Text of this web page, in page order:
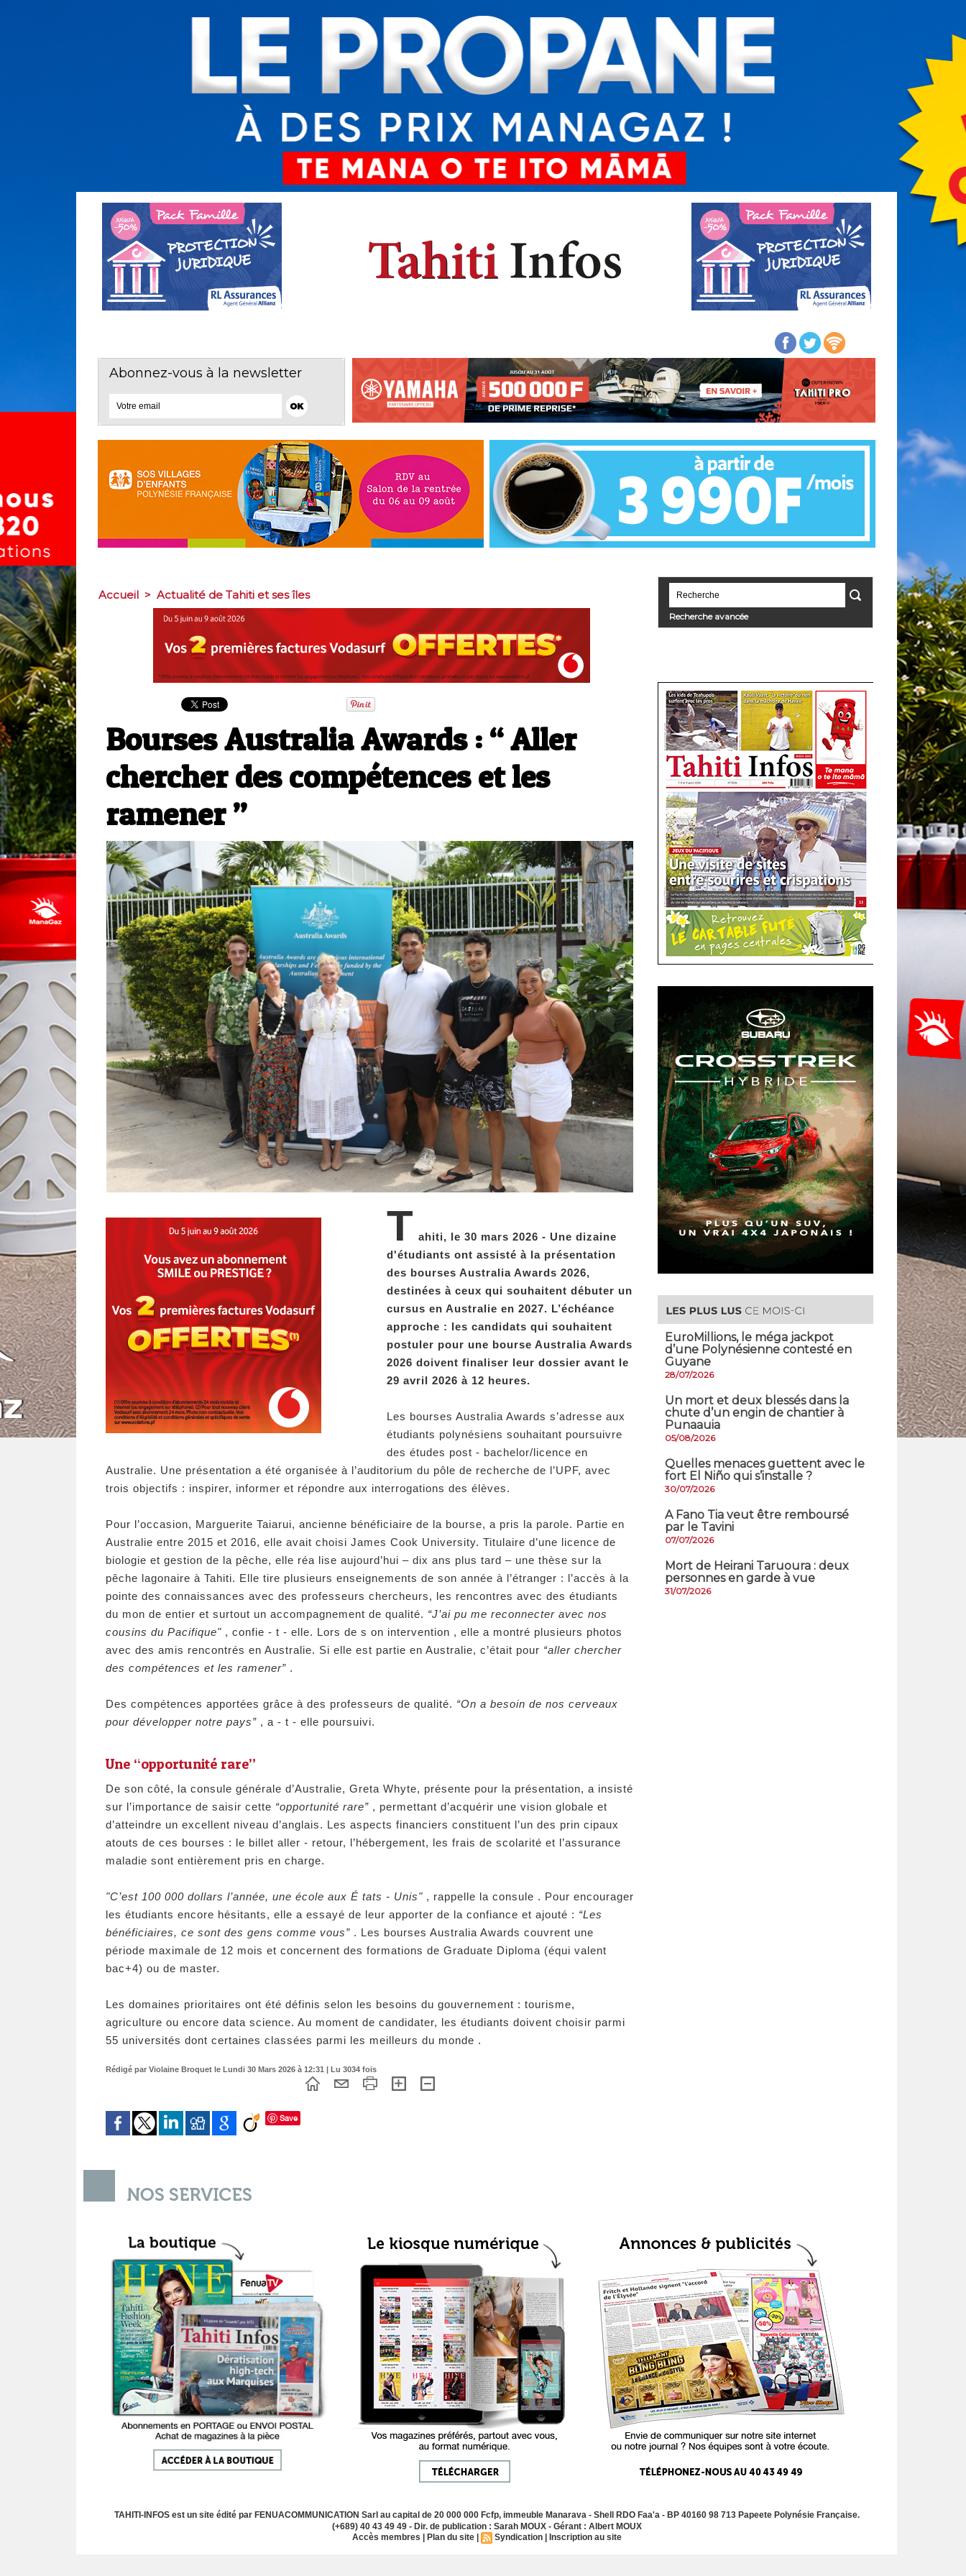
Abonnez-vous à la newsletter
Accueil > Actualité de Tahiti et ses îles
Bourses Australia Awards : “ Aller
chercher des compétences et les
ramener ”
T ahiti, le 30 mars 2026 - Une dizaine
d'étudiants ont assisté à la présentation
des bourses Australia Awards 2026,
destinées à ceux qui souhaitent débuter un
cursus en Australie en 2027. L’échéance
approche : les candidats qui souhaitent
postuler pour une bourse Australia Awards
2026 doivent finaliser leur dossier avant le
29 avril 2026 à 12 heures.
Les bourses Australia Awards s’adresse aux
étudiants polynésiens souhaitant poursuivre
des études post - bachelor/licence en
Australie. Une présentation a été organisée à l’auditorium du pôle de recherche de l’UPF, avec
trois objectifs : inspirer, informer et répondre aux interrogations des élèves.
Pour l’occasion, Marguerite Taiarui, ancienne bénéficiaire de la bourse, a pris la parole. Partie en
Australie entre 2015 et 2016, elle avait choisi James Cook University. Titulaire d’une licence de
biologie et gestion de la pêche, elle réa lise aujourd’hui – dix ans plus tard – une thèse sur la
pêche lagonaire à Tahiti. Elle tire plusieurs enseignements de son année à l’étranger : l’accès à la
pointe des connaissances avec des professeurs chercheurs, les rencontres avec des étudiants
du mon de entier et surtout un accompagnement de qualité. “J’ai pu me reconnecter avec nos
cousins du Pacifique" , confie - t - elle. Lors de s on intervention , elle a montré plusieurs photos
avec des amis rencontrés en Australie. Si elle est partie en Australie, c’était pour “aller chercher
des compétences et les ramener” .
Des compétences apportées grâce à des professeurs de qualité. “On a besoin de nos cerveaux
pour développer notre pays” , a - t - elle poursuivi.
​Une “opportunité rare”
De son côté, la consule générale d’Australie, Greta Whyte, présente pour la présentation, a insisté
sur l’importance de saisir cette “opportunité rare” , permettant d’acquérir une vision globale et
d’atteindre un excellent niveau d’anglais. Les aspects financiers constituent l’un des prin cipaux
atouts de ces bourses : le billet aller - retour, l’hébergement, les frais de scolarité et l’assurance
maladie sont entièrement pris en charge.
"C’est 100 000 dollars l’année, une école aux É tats - Unis" , rappelle la consule . Pour encourager
les étudiants encore hésitants, elle a essayé de leur apporter de la confiance et ajouté : “Les
bénéficiaires, ce sont des gens comme vous” . Les bourses Australia Awards couvrent une
période maximale de 12 mois et concernent des formations de Graduate Diploma (équi valent
bac+4) ou de master.
Les domaines prioritaires ont été définis selon les besoins du gouvernement : tourisme,
agriculture ou encore data science. Au moment de candidater, les étudiants doivent choisir parmi
55 universités dont certaines classées parmi les meilleurs du monde .
Rédigé par Violaine Broquet le Lundi 30 Mars 2026 à 12:31 | Lu 3034 fois
Save
Recherche avancée
EuroMillions, ​le méga jackpot
d’une Polynésienne contesté en
Guyane
28/07/2026
​Un mort et deux blessés dans la
chute d’un engin de chantier à
Punaauia
05/08/2026
Quelles menaces guettent avec le
fort El Niño qui s’installe ?
30/07/2026
A Fano Tia veut être remboursé
par le Tavini
07/07/2026
Mort de Heirani Taruoura : deux
personnes en garde à vue
31/07/2026
TAHITI-INFOS est un site édité par FENUACOMMUNICATION Sarl au capital de 20 000 000 Fcfp, immeuble Manarava - Shell RDO Faa'a - BP 40160 98 713 Papeete Polynésie Française.
(+689) 40 43 49 49 - Dir. de publication : Sarah MOUX - Gérant : Albert MOUX
Accès membres
Plan du site Syndication Inscription au site